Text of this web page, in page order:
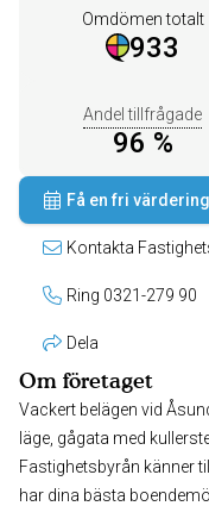
Omdömen totalt
933
Andel tillfrågade
96 %
Få en fri värdering
Kontakta
Ring 0321-279 90
Dela
Om företaget
Vackert belägen vid
läge, gågata med
Fastighetsbyrån känner
har dina bästa